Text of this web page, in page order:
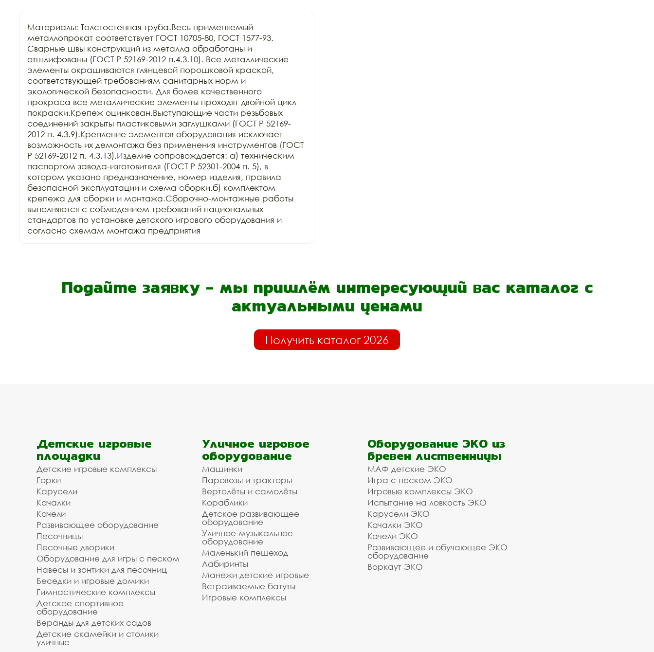
Материалы: Толстостенная труба.Весь применяемый
металлопрокат соответствует ГОСТ 10705-80, ГОСТ 1577-93.
Сварные швы конструкций из металла обработаны и
отшлифованы (ГОСТ Р 52169-2012 п.4.3.10). Все металлические
элементы окрашиваются глянцевой порошковой краской,
соответствующей требованиям санитарных норм и
экологической безопасности. Для более качественного
прокраса все металлические элементы проходят двойной цикл
покраски.Крепеж оцинкован.Выступающие части резьбовых
соединений закрыты пластиковыми заглушками (ГОСТ Р 52169-
2012 п. 4.3.9).Крепление элементов оборудования исключает
возможность их демонтажа без применения инструментов (ГОСТ
Р 52169-2012 п. 4.3.13).Изделие сопровождается: а) техническим
паспортом завода-изготовителя (ГОСТ Р 52301-2004 п. 5), в
котором указано предназначение, номер изделия, правила
безопасной эксплуатации и схема сборки.б) комплектом
крепежа для сборки и монтажа.Сборочно-монтажные работы
выполняются с соблюдением требований национальных
стандартов по установке детского игрового оборудования и
согласно схемам монтажа предприятия
Подайте заявку - мы пришлём интересующий вас каталог с
актуальными ценами
Получить каталог 2026
Детские игровые
площадки
Детские игровые комплексы
Горки
Карусели
Качалки
Качели
Развивающее оборудование
Песочницы
Песочные дворики
Оборудование для игры с песком
Навесы и зонтики для песочниц
Беседки и игровые домики
Гимнастические комплексы
Детское спортивное
оборудование
Веранды для детских садов
Детские скамейки и столики
уличные
Уличное игровое
оборудование
Машинки
Паровозы и тракторы
Вертолёты и самолёты
Кораблики
Детское развивающее
оборудование
Уличное музыкальное
оборудование
Маленький пешеход
Лабиринты
Манежи детские игровые
Встраиваемые батуты
Игровые комплексы
Оборудование ЭКО из
бревен лиственницы
МАФ детские ЭКО
Игра с песком ЭКО
Игровые комплексы ЭКО
Испытание на ловкость ЭКО
Карусели ЭКО
Качалки ЭКО
Качели ЭКО
Развивающее и обучающее ЭКО
оборудование
Воркаут ЭКО